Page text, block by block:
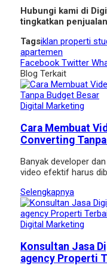
Hubungi kami di
tingkatkan
Tagsiklan properti
apartemen
Facebook Twitter
Blog Terkait
Digital Marketing
Cara Membuat
Converting
Banyak developer
video efektif harus
Selengkapnya
Digital Marketing
Konsultan Jasa
agency Properti